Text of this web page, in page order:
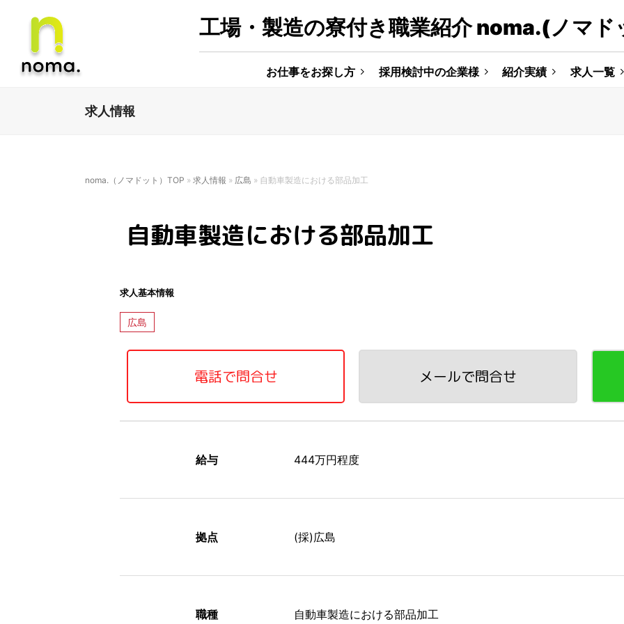
工場・製造の寮付き職業紹介 noma.(ノマド
お仕事をお探し方 採用検討中の企業様 紹介実績 求人一覧
求人情報
noma.（ノマドット）TOP » 求人情報 » 広島 » ⾃動⾞製造における部品加⼯
⾃動⾞製造における部品加⼯
求人基本情報
広島
電話で問合せ メールで問合せ
給与 444万円程度
拠点 (採)広島
職種 ⾃動⾞製造における部品加⼯